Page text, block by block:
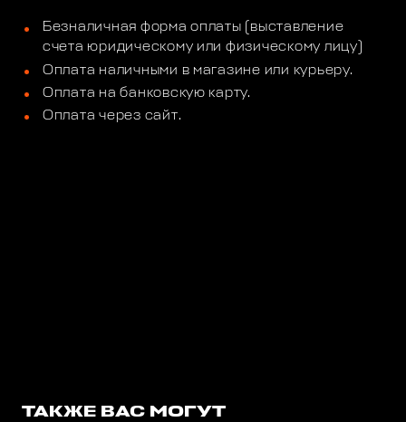
Безналичная форма оплаты (выставление
счета юридическому или физическому лицу)
Оплата наличными в магазине или курьеру.
Оплата на банковскую карту.
Оплата через сайт.
ТАКЖЕ ВАС МОГУТ